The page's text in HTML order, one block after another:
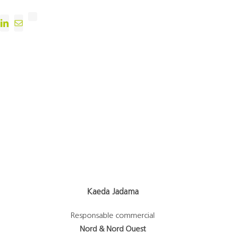
Kaeda Jadama
Responsable commercial
Nord & Nord Ouest